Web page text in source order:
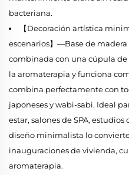
bacteriana.
【Decoración artística
escenarios】—Base de
combinada con una cúpula
la aromaterapia y funciona
combina perfectamente con
japoneses y wabi-sabi. Ideal
estar, salones de SPA,
diseño minimalista lo
inauguraciones de vivienda,
aromaterapia.